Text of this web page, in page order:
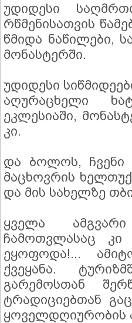
უდიდესი
რწმენისათვის
წმიდა ნაწილები,
მონასტერში.
უდიდესი
აღურაცხელი
ეკლესიაში,
კი.
და ბოლოს, ჩვენი
მაცხოვრის
და მის სახელზე
ყველა
ჩამოთვლასაც
ეყოფოდა!...
ქვეყანა.
გარემოსთან
ტრადიციებთან
ყოველდღიურობის